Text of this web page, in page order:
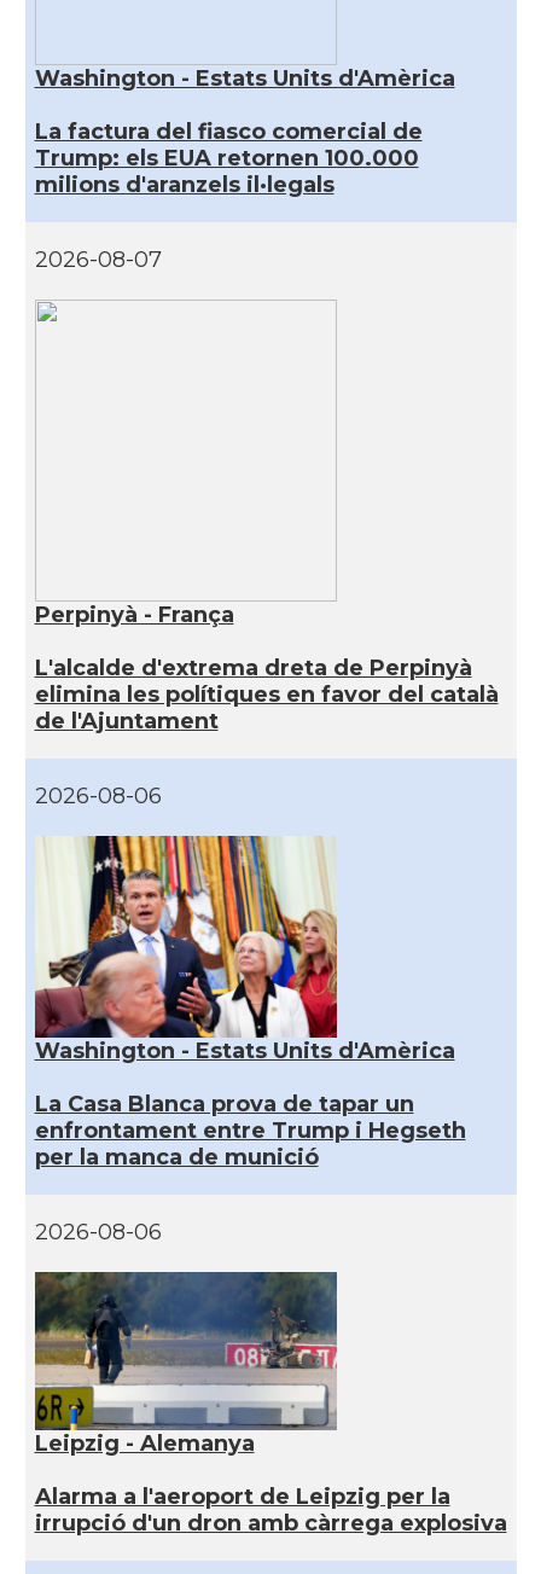
Washington - Estats Units d'Amèrica
La factura del fiasco comercial de
Trump: els EUA retornen 100.000
milions d'aranzels il·legals
2026-08-07
Perpinyà - França
L'alcalde d'extrema dreta de Perpinyà
elimina les polítiques en favor del català
de l'Ajuntament
2026-08-06
Washington - Estats Units d'Amèrica
La Casa Blanca prova de tapar un
enfrontament entre Trump i Hegseth
per la manca de munició
2026-08-06
Leipzig - Alemanya
Alarma a l'aeroport de Leipzig per la
irrupció d'un dron amb càrrega explosiva